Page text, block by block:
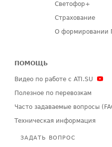
Светофор+
Страхование
О формировании
ПОМОЩЬ
Видео по работе с ATI.SU
Полезное по перевозкам
Часто задаваемые вопросы
Техническая информация
ЗАДАТЬ ВОПРОС